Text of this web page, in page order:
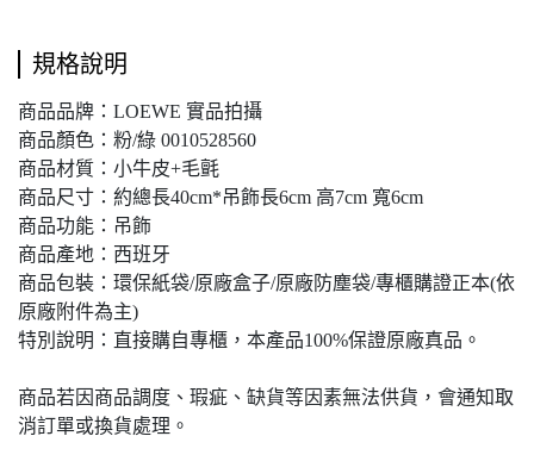
規格說明
商品品牌：LOEWE 實品拍攝
商品顏色：粉/綠 0010528560
商品材質：小牛皮+毛氈
商品尺寸：約總長40cm*吊飾長6cm 高7cm 寬6cm
商品功能：吊飾
商品產地：西班牙
商品包裝：環保紙袋/原廠盒子/原廠防塵袋/專櫃購證正本(依
原廠附件為主)
特別說明：直接購自專櫃，本產品100%保證原廠真品。
商品若因商品調度、瑕疵、缺貨等因素無法供貨，會通知取
消訂單或換貨處理。